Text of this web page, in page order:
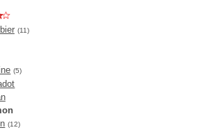
(11)
(5)
(12)